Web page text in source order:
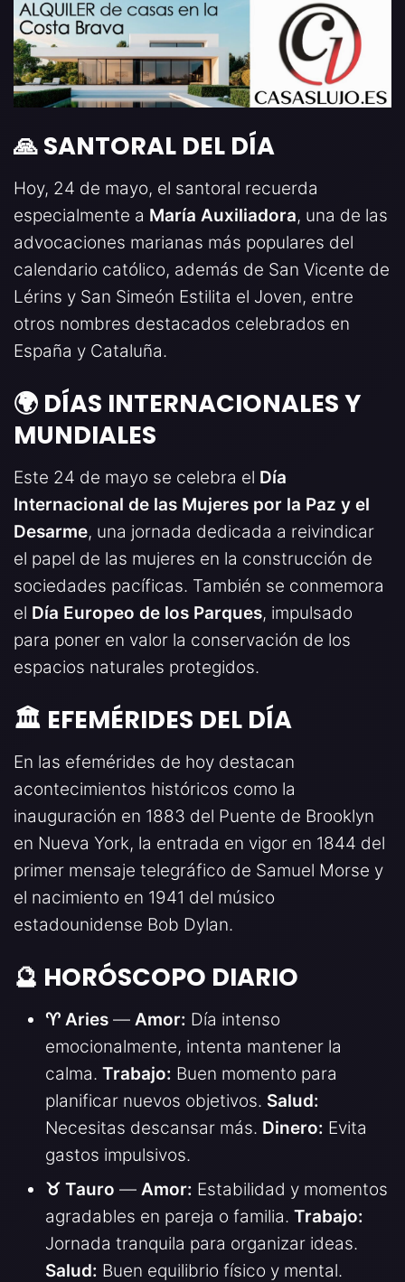
🙏 SANTORAL DEL DÍA
Hoy, 24 de mayo, el santoral recuerda
especialmente a María Auxiliadora, una de las
advocaciones marianas más populares del
calendario católico, además de San Vicente de
Lérins y San Simeón Estilita el Joven, entre
otros nombres destacados celebrados en
España y Cataluña.
🌍 DÍAS INTERNACIONALES Y
MUNDIALES
Este 24 de mayo se celebra el Día
Internacional de las Mujeres por la Paz y el
Desarme, una jornada dedicada a reivindicar
el papel de las mujeres en la construcción de
sociedades pacíficas. También se conmemora
el Día Europeo de los Parques, impulsado
para poner en valor la conservación de los
espacios naturales protegidos.
🏛️ EFEMÉRIDES DEL DÍA
En las efemérides de hoy destacan
acontecimientos históricos como la
inauguración en 1883 del Puente de Brooklyn
en Nueva York, la entrada en vigor en 1844 del
primer mensaje telegráfico de Samuel Morse y
el nacimiento en 1941 del músico
estadounidense Bob Dylan.
🔮 HORÓSCOPO DIARIO
♈ Aries — Amor: Día intenso
emocionalmente, intenta mantener la
calma. Trabajo: Buen momento para
planificar nuevos objetivos. Salud:
Necesitas descansar más. Dinero: Evita
gastos impulsivos.
♉ Tauro — Amor: Estabilidad y momentos
agradables en pareja o familia. Trabajo:
Jornada tranquila para organizar ideas.
Salud: Buen equilibrio físico y mental.